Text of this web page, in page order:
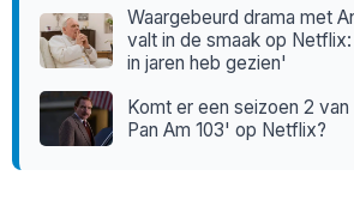
Waargebeurd drama met
valt in de smaak op
in jaren heb gezien'
Komt er een seizoen 2
Pan Am 103' op Netflix?